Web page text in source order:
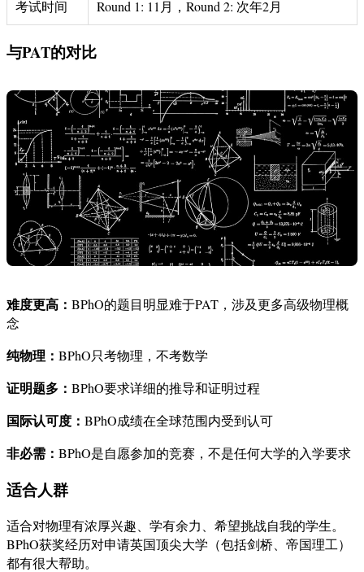
考试时间 Round 1: 11月，Round 2: 次年2月
与PAT的对比
难度更高： BPhO的题目明显难于PAT，涉及更多高级物理概
念
纯物理： BPhO只考物理，不考数学
证明题多： BPhO要求详细的推导和证明过程
国际认可度： BPhO成绩在全球范围内受到认可
非必需： BPhO是自愿参加的竞赛，不是任何大学的入学要求
适合人群
适合对物理有浓厚兴趣、学有余力、希望挑战自我的学生。
BPhO获奖经历对申请英国顶尖大学（包括剑桥、帝国理工）
都有很大帮助。